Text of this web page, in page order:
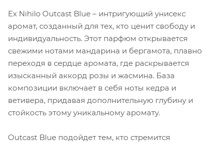
Ex Nihilo Outcast Blue – интригующий унисекс
аромат, созданный для тех, кто ценит свободу и
индивидуальность. Этот парфюм открывается
свежими нотами мандарина и бергамота, плавно
переходя в сердце аромата, где раскрывается
изысканный аккорд розы и жасмина. База
композиции включает в себя ноты кедра и
ветивера, придавая дополнительную глубину и
стойкость этому уникальному аромату.
Outcast Blue подойдет тем, кто стремится